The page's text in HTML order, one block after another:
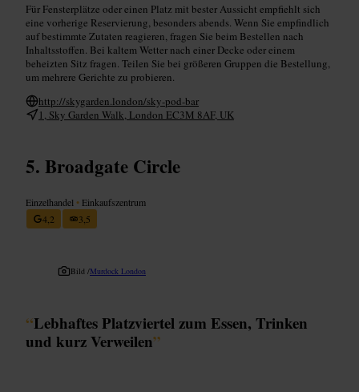
Für Fensterplätze oder einen Platz mit bester Aussicht empfiehlt sich
eine vorherige Reservierung, besonders abends. Wenn Sie empfindlich
auf bestimmte Zutaten reagieren, fragen Sie beim Bestellen nach
Inhaltsstoffen. Bei kaltem Wetter nach einer Decke oder einem
beheizten Sitz fragen. Teilen Sie bei größeren Gruppen die Bestellung,
um mehrere Gerichte zu probieren.
http://skygarden.london/sky-pod-bar
1, Sky Garden Walk, London EC3M 8AF, UK
Broadgate Circle
Einzelhandel • Einkaufszentrum
4,2
3,5
Bild /Murdock London
“Lebhaftes Platzviertel zum Essen, Trinken
und kurz Verweilen”